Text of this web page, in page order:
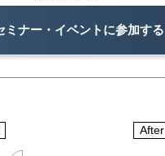
ミナー・イベントに参加する
After